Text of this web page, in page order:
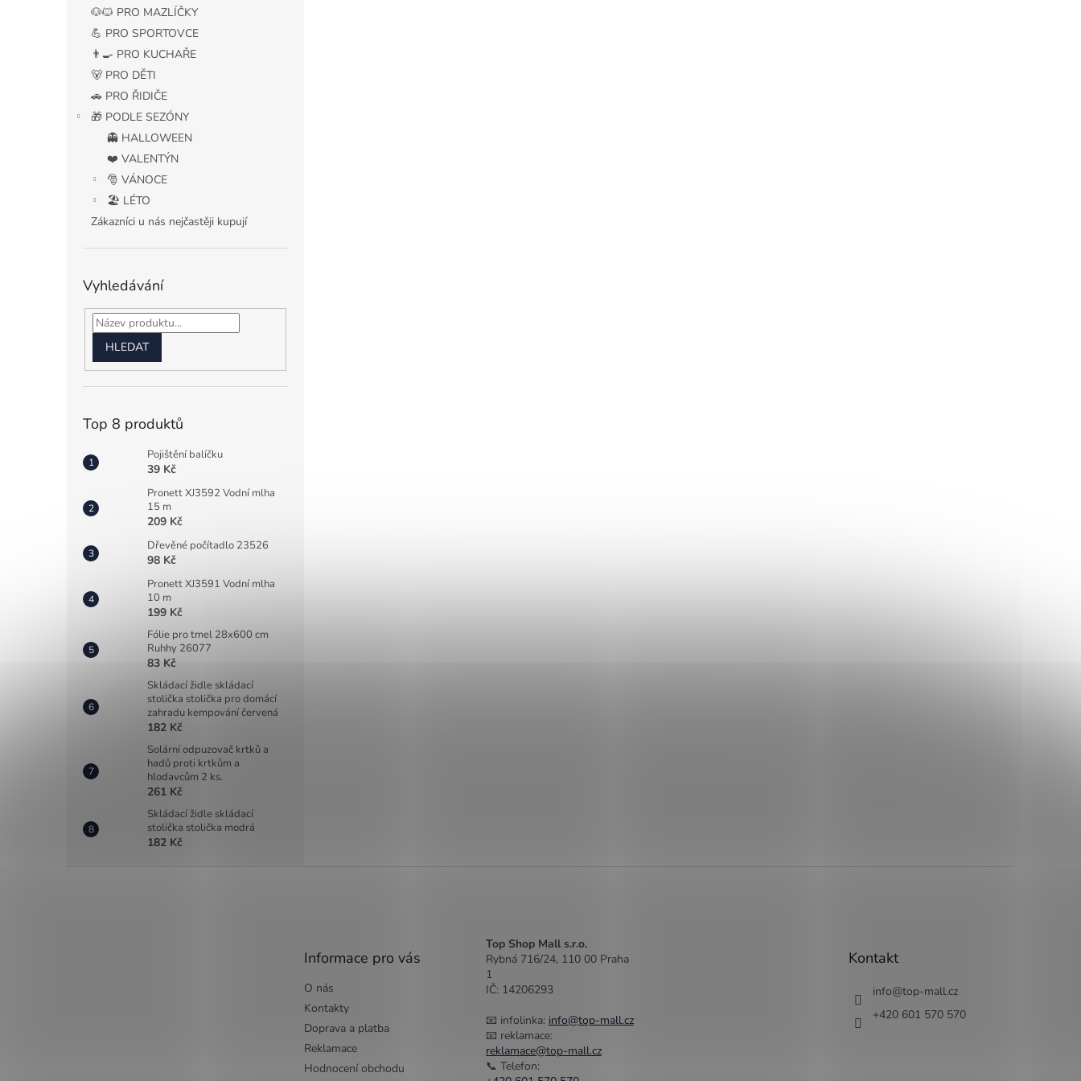
🐶🐱 PRO MAZLÍČKY
💪 PRO SPORTOVCE
👨‍🍳 PRO KUCHAŘE
🐻 PRO DĚTI
🚗 PRO ŘIDIČE
🎁 PODLE SEZÓNY
👻 HALLOWEEN
❤️ VALENTÝN
🎅 VÁNOCE
🏖️ LÉTO
Zákazníci u nás nejčastěji kupují
Vyhledávání
HLEDAT
Top 8 produktů
Pojištění balíčku
39 Kč
Pronett XJ3592 Vodní mlha
15 m
209 Kč
Dřevěné počítadlo 23526
98 Kč
Pronett XJ3591 Vodní mlha
10 m
199 Kč
Fólie pro tmel 28x600 cm
Ruhhy 26077
83 Kč
Skládací židle skládací
stolička stolička pro domácí
zahradu kempování červená
182 Kč
Solární odpuzovač krtků a
hadů proti krtkům a
hlodavcům 2 ks.
261 Kč
Skládací židle skládací
stolička stolička modrá
182 Kč
Informace pro vás
O nás
Kontakty
Doprava a platba
Reklamace
Hodnocení obchodu
Top Shop Mall s.r.o.
Rybná 716/24, 110 00 Praha
1
IČ: 14206293
📧 infolinka: info@top-mall.cz
📧 reklamace:
reklamace@top-mall.cz
📞 Telefon:
Kontakt
info@top-mall.cz
+420 601 570 570